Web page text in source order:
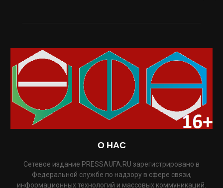
О НАС
Сетевое издание PRESSAUFA.RU зарегистрировано в
Федеральной службе по надзору в сфере связи,
информационных технологий и массовых коммуникаций.